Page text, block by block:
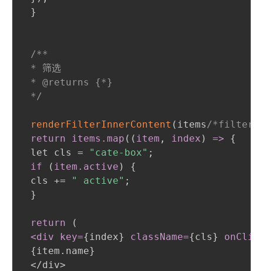
}
/**
* 筛选
* @returns {*}
*/
renderFilterInnerContent ( items/
return items .map ( ( item , index ) =>
{
let cls =
"cate-box" ;
if
( item .active )
{
cls +=
" active" ;
}
return
(
<div key={index} className={cls}
{item.name}
</div>